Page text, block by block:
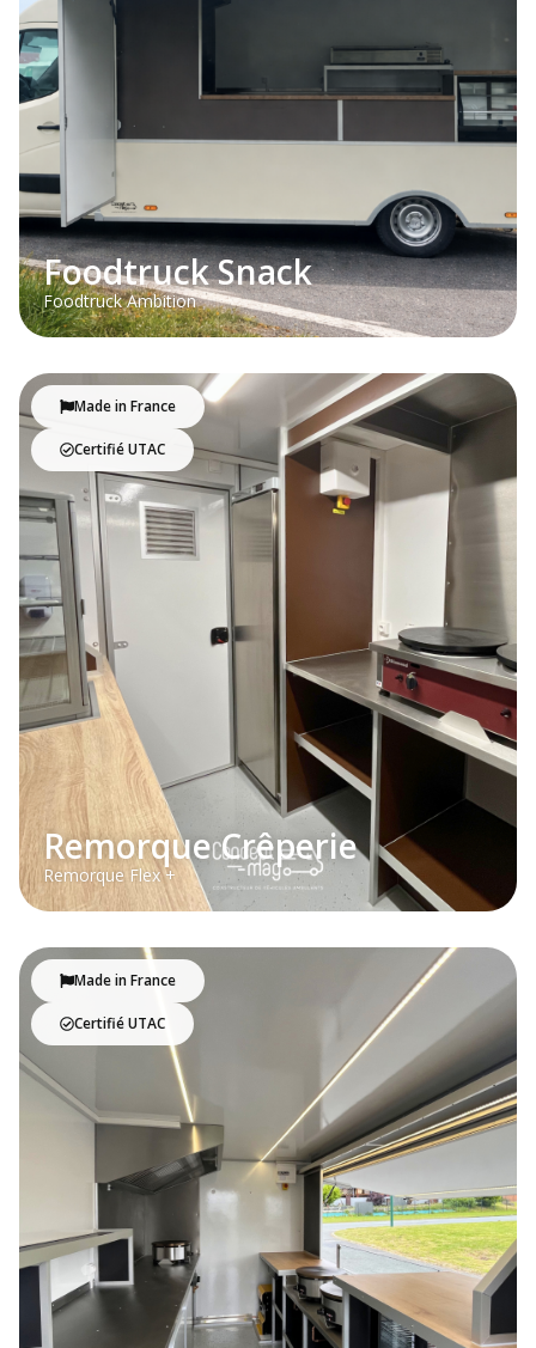
Foodtruck Snack
Foodtruck Ambition
Made in France
Certifié UTAC
Remorque Crêperie
Remorque Flex +
Made in France
Certifié UTAC